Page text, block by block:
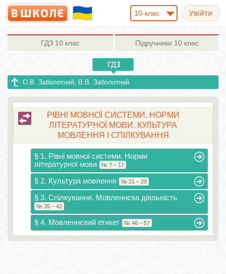
10-клас
ГДЗ 10 клас Підручники 10 клас
О.В. Заболотний, В.В. Заболотний
РІВНІ МОВНОЇ СИСТЕМИ. НОРМИ
ЛІТЕРАТУРНОЇ МОВИ. КУЛЬТУРА
МОВЛЕННЯ І СПІЛКУВАННЯ
§ 1. Рівні мовної системи. Норми
літературної мови
№ 7 – 17
§ 2. Культура мовлення № 21 – 29
§ 3. Спілкування. Мовленнєва діяльність
№ 35 – 42
§ 4. Мовленнєвий етикет № 46 – 57